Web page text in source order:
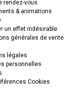
rendez-vous
& animations
un effet indésirable
générales de vente
légales
personnelles
Cookies